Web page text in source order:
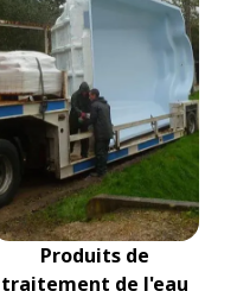
Produits de
traitement de l'eau